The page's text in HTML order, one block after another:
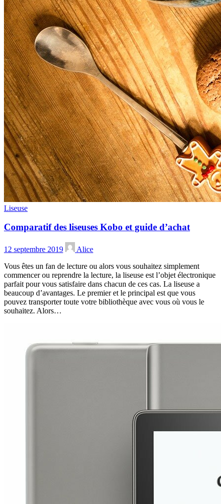
Liseuse
Comparatif des liseuses Kobo et guide d’achat
12 septembre 2019
Alice
Vous êtes un fan de lecture ou alors vous souhaitez simplement
commencer ou reprendre la lecture, la liseuse est l’objet électronique
parfait pour vous satisfaire dans chacun de ces cas. La liseuse a
beaucoup d’avantages. Le premier et le principal est que vous
pouvez transporter toute votre bibliothèque avec vous où vous le
souhaitez. Alors…